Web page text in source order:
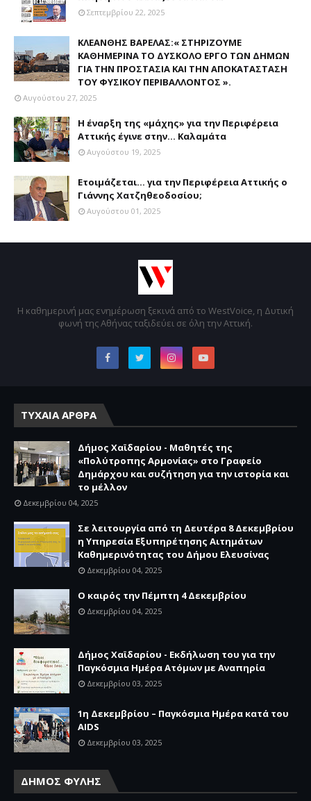
Σεπτεμβρίου 22, 2025
ΚΛΕΑΝΘΗΣ ΒΑΡΕΛΑΣ:« ΣΤΗΡΙΖΟΥΜΕ
ΚΑΘΗΜΕΡΙΝΑ ΤΟ ΔΥΣΚΟΛΟ ΕΡΓΟ ΤΩΝ ΔΗΜΩΝ
ΓΙΑ ΤΗΝ ΠΡΟΣΤΑΣΙΑ ΚΑΙ ΤΗΝ ΑΠΟΚΑΤΑΣΤΑΣΗ
ΤΟΥ ΦΥΣΙΚΟΥ ΠΕΡΙΒΑΛΛΟΝΤΟΣ ».
Αυγούστου 27, 2025
Η έναρξη της «μάχης» για την Περιφέρεια
Αττικής έγινε στην... Καλαμάτα
Αυγούστου 19, 2025
Ετοιμάζεται... για την Περιφέρεια Αττικής ο
Γιάννης Χατζηθεοδοσίου;
Αυγούστου 01, 2025
Η καθημερινή μας ενημέρωση ξεκινά από το WestVoice, η Δυτική
φωνή της Αθήνας ταξιδεύει σε όλη την Αττική.
ΤΥΧΑΙΑ ΑΡΘΡΑ
Δήμος Χαϊδαρίου - Μαθητές της
«Πολύτροπης Αρμονίας» στο Γραφείο
Δημάρχου και συζήτηση για την ιστορία και
το μέλλον
Δεκεμβρίου 04, 2025
Σε λειτουργία από τη Δευτέρα 8 Δεκεμβρίου
η Υπηρεσία Εξυπηρέτησης Αιτημάτων
Καθημερινότητας του Δήμου Ελευσίνας
Δεκεμβρίου 04, 2025
Ο καιρός την Πέμπτη 4 Δεκεμβρίου
Δεκεμβρίου 04, 2025
Δήμος Χαϊδαρίου - Εκδήλωση του για την
Παγκόσμια Ημέρα Ατόμων με Αναπηρία
Δεκεμβρίου 03, 2025
1η Δεκεμβρίου – Παγκόσμια Ημέρα κατά του
AIDS
Δεκεμβρίου 03, 2025
ΔΗΜΟΣ ΦΥΛΗΣ